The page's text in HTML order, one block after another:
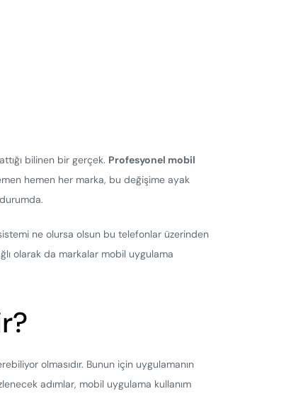
bilinen bir gerçek. Profesyonel mobil
hemen her marka, bu değişime ayak
sistemi ne olursa olsun bu telefonlar üzerinden
olarak da markalar mobil uygulama
olmasıdır. Bunun için uygulamanın
adımlar, mobil uygulama kullanım